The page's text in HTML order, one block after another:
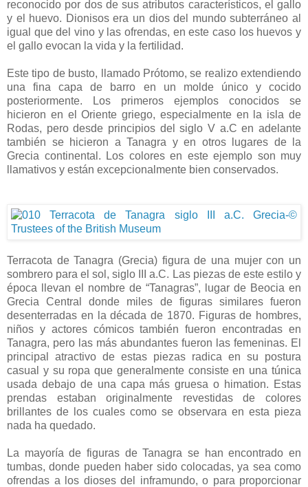
reconocido por dos de sus atributos característicos, el gallo
y el huevo. Dionisos era un dios del mundo subterráneo al
igual que del vino y las ofrendas, en este caso los huevos y
el gallo evocan la vida y la fertilidad.
Este tipo de busto, llamado Prótomo, se realizo extendiendo
una fina capa de barro en un molde único y cocido
posteriormente. Los primeros ejemplos conocidos se
hicieron en el Oriente griego, especialmente en la isla de
Rodas, pero desde principios del siglo V a.C en adelante
también se hicieron a Tanagra y en otros lugares de la
Grecia continental. Los colores en este ejemplo son muy
llamativos y están excepcionalmente bien conservados.
Terracota de Tanagra (Grecia) figura de una mujer con un
sombrero para el sol, siglo III a.C. Las piezas de este estilo y
época llevan el nombre de “Tanagras”, lugar de Beocia en
Grecia Central donde miles de figuras similares fueron
desenterradas en la década de 1870. Figuras de hombres,
niños y actores cómicos también fueron encontradas en
Tanagra, pero las más abundantes fueron las femeninas. El
principal atractivo de estas piezas radica en su postura
casual y su ropa que generalmente consiste en una túnica
usada debajo de una capa más gruesa o himation. Estas
prendas estaban originalmente revestidas de colores
brillantes de los cuales como se observara en esta pieza
nada ha quedado.
La mayoría de figuras de Tanagra se han encontrado en
tumbas, donde pueden haber sido colocadas, ya sea como
ofrendas a los dioses del inframundo, o para proporcionar